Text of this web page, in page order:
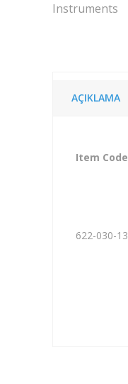
Instruments
AÇIKLAMA
Item Code
622-030-13